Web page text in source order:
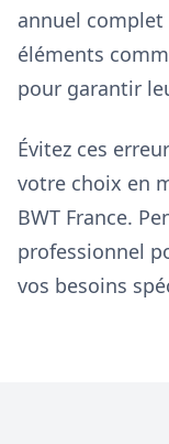
annuel
éléments
pour garantir
Évitez ces
votre choix en
BWT France.
professionnel
vos besoins